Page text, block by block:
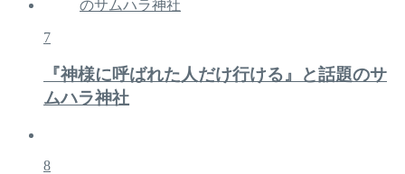
7
『神様に呼ばれた人だけ行ける』と話題のサ
ムハラ神社
8